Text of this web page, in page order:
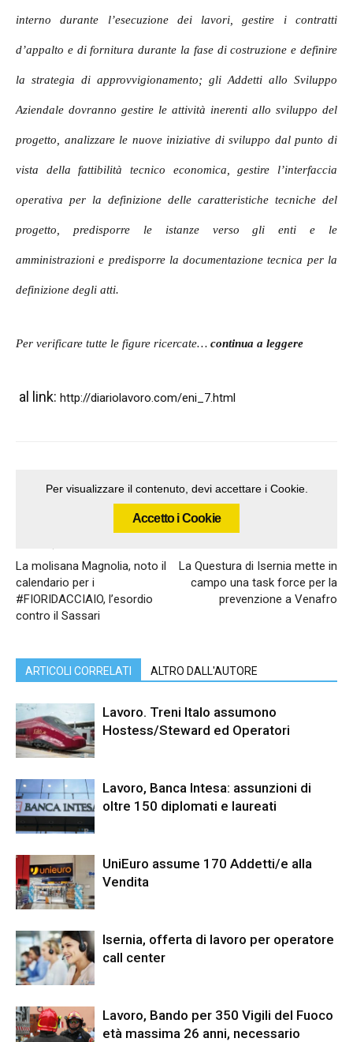
interno durante l’esecuzione dei lavori, gestire i contratti
d’appalto e di fornitura durante la fase di costruzione e definire
la strategia di approvvigionamento; gli Addetti allo Sviluppo
Aziendale dovranno gestire le attività inerenti allo sviluppo del
progetto, analizzare le nuove iniziative di sviluppo dal punto di
vista della fattibilità tecnico economica, gestire l’interfaccia
operativa per la definizione delle caratteristiche tecniche del
progetto, predisporre le istanze verso gli enti e le
amministrazioni e predisporre la documentazione tecnica per la
definizione degli atti.
Per verificare tutte le figure ricercate… continua a leggere
al link: http://diariolavoro.com/eni_7.html
Per visualizzare il contenuto, devi accettare i Cookie.
Accetto i Cookie
La molisana Magnolia, noto il
calendario per i
#FIORIDACCIAIO, l’esordio
contro il Sassari
La Questura di Isernia mette in
campo una task force per la
prevenzione a Venafro
ARTICOLI CORRELATI ALTRO DALL'AUTORE
Lavoro. Treni Italo assumono
Hostess/Steward ed Operatori
Lavoro, Banca Intesa: assunzioni di
oltre 150 diplomati e laureati
UniEuro assume 170 Addetti/e alla
Vendita
Isernia, offerta di lavoro per operatore
call center
Lavoro, Bando per 350 Vigili del Fuoco
età massima 26 anni, necessario